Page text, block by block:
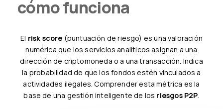
cómo funciona
El risk score (puntuación de riesgo) es una valoración
numérica que los servicios analíticos asignan a una
dirección de criptomoneda o a una transacción. Indica
la probabilidad de que los fondos estén vinculados a
actividades ilegales. Comprender esta métrica es la
base de una gestión inteligente de los riesgos P2P